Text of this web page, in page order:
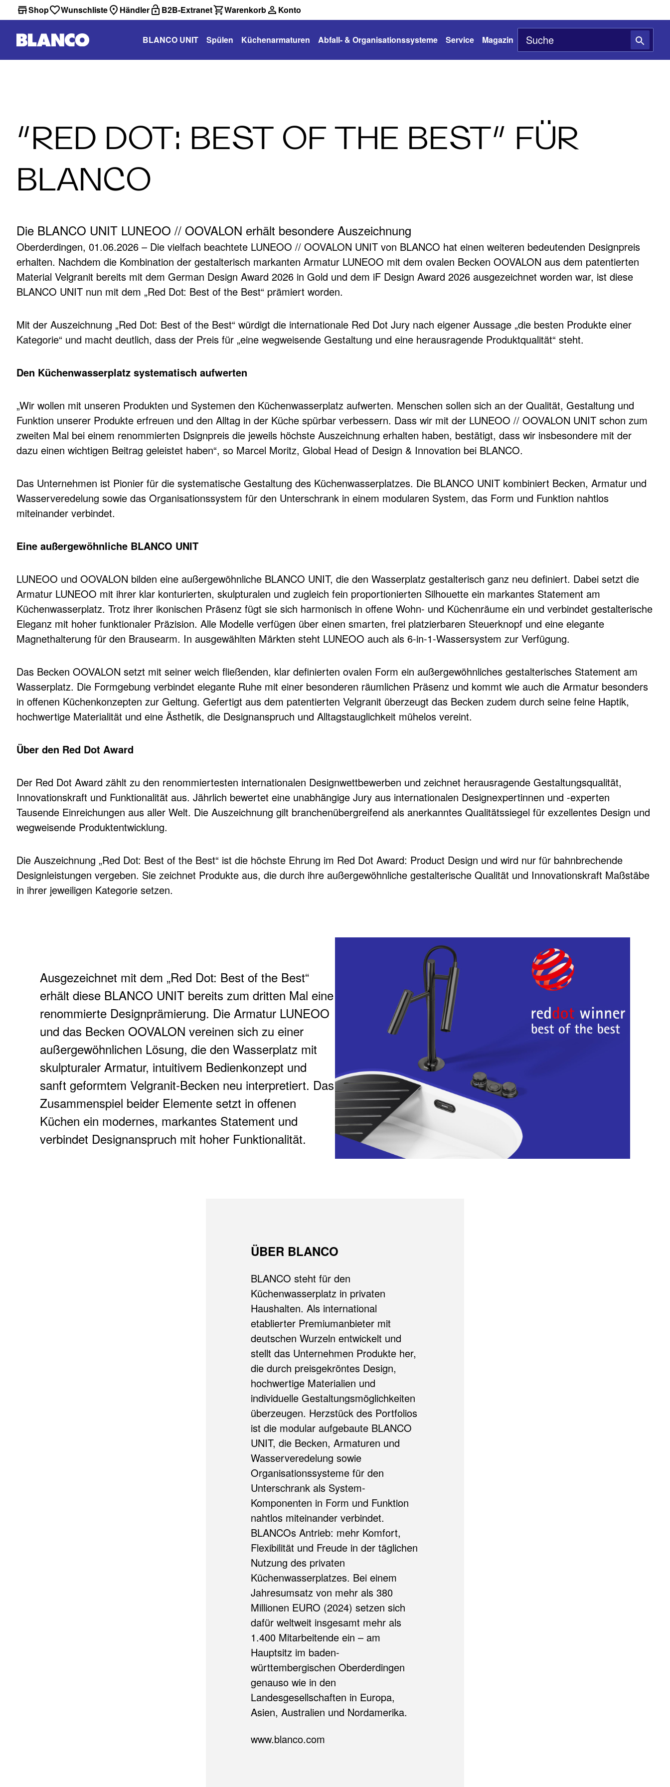
Shop Wunschliste Händler B2B-Extranet Warenkorb Konto
BLANCO UNIT Spülen Küchenarmaturen Abfall- & Organisationssysteme Service Magazin
“RED DOT: BEST OF THE BEST” FÜR
BLANCO
Die BLANCO UNIT LUNEOO // OOVALON erhält besondere Auszeichnung
Oberderdingen, 01.06.2026 – Die vielfach beachtete LUNEOO // OOVALON UNIT von BLANCO hat einen weiteren bedeutenden Designpreis
erhalten. Nachdem die Kombination der gestalterisch markanten Armatur LUNEOO mit dem ovalen Becken OOVALON aus dem patentierten
Material Velgranit bereits mit dem German Design Award 2026 in Gold und dem iF Design Award 2026 ausgezeichnet worden war, ist diese
BLANCO UNIT nun mit dem „Red Dot: Best of the Best“ prämiert worden.
Mit der Auszeichnung „Red Dot: Best of the Best“ würdigt die internationale Red Dot Jury nach eigener Aussage „die besten Produkte einer
Kategorie“ und macht deutlich, dass der Preis für „eine wegweisende Gestaltung und eine herausragende Produktqualität“ steht.
Den Küchenwasserplatz systematisch aufwerten
„Wir wollen mit unseren Produkten und Systemen den Küchenwasserplatz aufwerten. Menschen sollen sich an der Qualität, Gestaltung und
Funktion unserer Produkte erfreuen und den Alltag in der Küche spürbar verbessern. Dass wir mit der LUNEOO // OOVALON UNIT schon zum
zweiten Mal bei einem renommierten Dsignpreis die jeweils höchste Auszeichnung erhalten haben, bestätigt, dass wir insbesondere mit der
dazu einen wichtigen Beitrag geleistet haben“, so Marcel Moritz, Global Head of Design & Innovation bei BLANCO.
Das Unternehmen ist Pionier für die systematische Gestaltung des Küchenwasserplatzes. Die BLANCO UNIT kombiniert Becken, Armatur und
Wasserveredelung sowie das Organisationssystem für den Unterschrank in einem modularen System, das Form und Funktion nahtlos
miteinander verbindet.
Eine außergewöhnliche BLANCO UNIT
LUNEOO und OOVALON bilden eine außergewöhnliche BLANCO UNIT, die den Wasserplatz gestalterisch ganz neu definiert. Dabei setzt die
Armatur LUNEOO mit ihrer klar konturierten, skulpturalen und zugleich fein proportionierten Silhouette ein markantes Statement am
Küchenwasserplatz. Trotz ihrer ikonischen Präsenz fügt sie sich harmonisch in offene Wohn- und Küchenräume ein und verbindet gestalterische
Eleganz mit hoher funktionaler Präzision. Alle Modelle verfügen über einen smarten, frei platzierbaren Steuerknopf und eine elegante
Magnethalterung für den Brausearm. In ausgewählten Märkten steht LUNEOO auch als 6-in-1-Wassersystem zur Verfügung.
Das Becken OOVALON setzt mit seiner weich fließenden, klar definierten ovalen Form ein außergewöhnliches gestalterisches Statement am
Wasserplatz. Die Formgebung verbindet elegante Ruhe mit einer besonderen räumlichen Präsenz und kommt wie auch die Armatur besonders
in offenen Küchenkonzepten zur Geltung. Gefertigt aus dem patentierten Velgranit überzeugt das Becken zudem durch seine feine Haptik,
hochwertige Materialität und eine Ästhetik, die Designanspruch und Alltagstauglichkeit mühelos vereint.
Über den Red Dot Award
Der Red Dot Award zählt zu den renommiertesten internationalen Designwettbewerben und zeichnet herausragende Gestaltungsqualität,
Innovationskraft und Funktionalität aus. Jährlich bewertet eine unabhängige Jury aus internationalen Designexpertinnen und -experten
Tausende Einreichungen aus aller Welt. Die Auszeichnung gilt branchenübergreifend als anerkanntes Qualitätssiegel für exzellentes Design und
wegweisende Produktentwicklung.
Die Auszeichnung „Red Dot: Best of the Best“ ist die höchste Ehrung im Red Dot Award: Product Design und wird nur für bahnbrechende
Designleistungen vergeben. Sie zeichnet Produkte aus, die durch ihre außergewöhnliche gestalterische Qualität und Innovationskraft Maßstäbe
in ihrer jeweiligen Kategorie setzen.
Ausgezeichnet mit dem „Red Dot: Best of the Best“
erhält diese BLANCO UNIT bereits zum dritten Mal eine
renommierte Designprämierung. Die Armatur LUNEOO
und das Becken OOVALON vereinen sich zu einer
außergewöhnlichen Lösung, die den Wasserplatz mit
skulpturaler Armatur, intuitivem Bedienkonzept und
sanft geformtem Velgranit-Becken neu interpretiert. Das
Zusammenspiel beider Elemente setzt in offenen
Küchen ein modernes, markantes Statement und
verbindet Designanspruch mit hoher Funktionalität.
ÜBER BLANCO
BLANCO steht für den
Küchenwasserplatz in privaten
Haushalten. Als international
etablierter Premiumanbieter mit
deutschen Wurzeln entwickelt und
stellt das Unternehmen Produkte her,
die durch preisgekröntes Design,
hochwertige Materialien und
individuelle Gestaltungsmöglichkeiten
überzeugen. Herzstück des Portfolios
ist die modular aufgebaute BLANCO
UNIT, die Becken, Armaturen und
Wasserveredelung sowie
Organisationssysteme für den
Unterschrank als System-
Komponenten in Form und Funktion
nahtlos miteinander verbindet.
BLANCOs Antrieb: mehr Komfort,
Flexibilität und Freude in der täglichen
Nutzung des privaten
Küchenwasserplatzes. Bei einem
Jahresumsatz von mehr als 380
Millionen EURO (2024) setzen sich
dafür weltweit insgesamt mehr als
1.400 Mitarbeitende ein – am
Hauptsitz im baden-
württembergischen Oberderdingen
genauso wie in den
Landesgesellschaften in Europa,
Asien, Australien und Nordamerika.
www.blanco.com